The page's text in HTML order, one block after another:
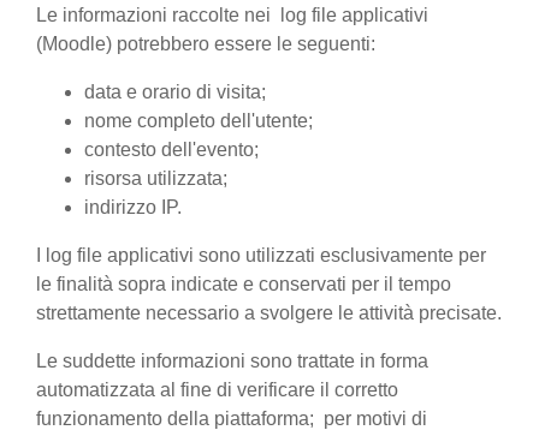
Le informazioni raccolte nei log file applicativi
(Moodle) potrebbero essere le seguenti:
data e orario di visita;
nome completo dell'utente;
contesto dell'evento;
risorsa utilizzata;
indirizzo IP.
I log file applicativi sono utilizzati esclusivamente per
le finalità sopra indicate e conservati per il tempo
strettamente necessario a svolgere le attività precisate.
Le suddette informazioni sono trattate in forma
automatizzata al fine di verificare il corretto
funzionamento della piattaforma; per motivi di